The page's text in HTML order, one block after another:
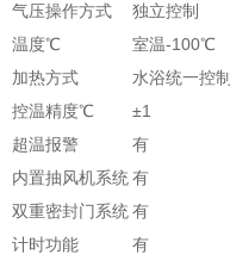
气压操作方式 独立控制
温度℃
室温-100℃
加热方式
水浴统一控制
控温精度℃
±1
超温报警
有
内置抽风机系统有
双重密封门系统有
计时功能
有